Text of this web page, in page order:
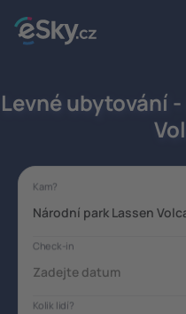
Levné ubytování